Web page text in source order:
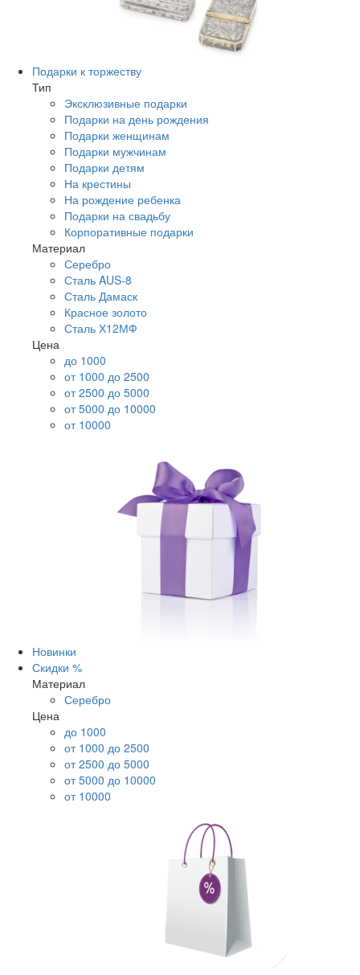
Подарки к торжеству
Тип
Эксклюзивные подарки
Подарки на день рождения
Подарки женщинам
Подарки мужчинам
Подарки детям
На крестины
На рождение ребенка
Подарки на свадьбу
Корпоративные подарки
Материал
Серебро
Сталь AUS-8
Сталь Дамаск
Красное золото
Сталь Х12МФ
Цена
до 1000
от 1000 до 2500
от 2500 до 5000
от 5000 до 10000
от 10000
Новинки
Скидки %
Материал
Серебро
Цена
до 1000
от 1000 до 2500
от 2500 до 5000
от 5000 до 10000
от 10000